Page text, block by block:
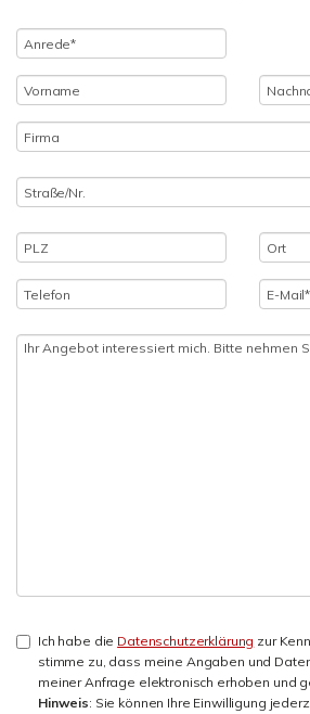
Ich habe die Datenschutzerklärung zur
stimme zu, dass meine Angaben und
meiner Anfrage elektronisch erhoben und
Hinweis: Sie können Ihre Einwilligung